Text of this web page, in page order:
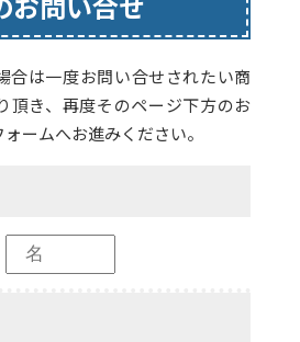
お問い合せ
合は一度お問い合せされたい商
頂き、再度そのページ下方のお
ームへお進みください。